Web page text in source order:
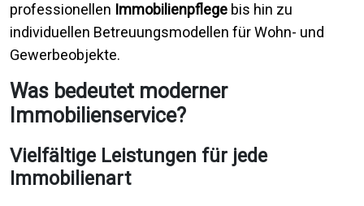
professionellen Immobilienpflege bis hin zu
individuellen Betreuungsmodellen für Wohn- und
Gewerbeobjekte.
Was bedeutet moderner
Immobilienservice?
Vielfältige Leistungen für jede
Immobilienart